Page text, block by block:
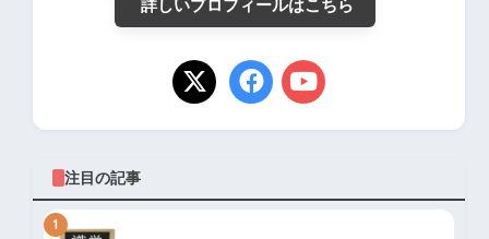
詳しいプロフィールはこちら
注目の記事
1